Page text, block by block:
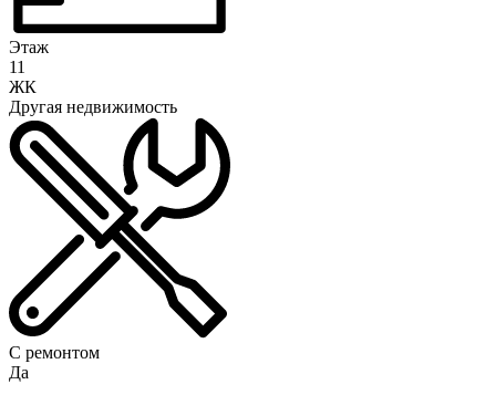
Этаж
11
ЖК
Другая недвижимость
С ремонтом
Да